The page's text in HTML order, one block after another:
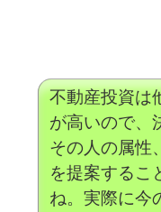
不動産投資は
が高いので、
その人の属性
を提案するこ
ね。実際に今